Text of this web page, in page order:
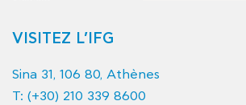
VISITEZ L’IFG
Sina 31, 106 80, Athènes
T: (+30) 210 339 8600